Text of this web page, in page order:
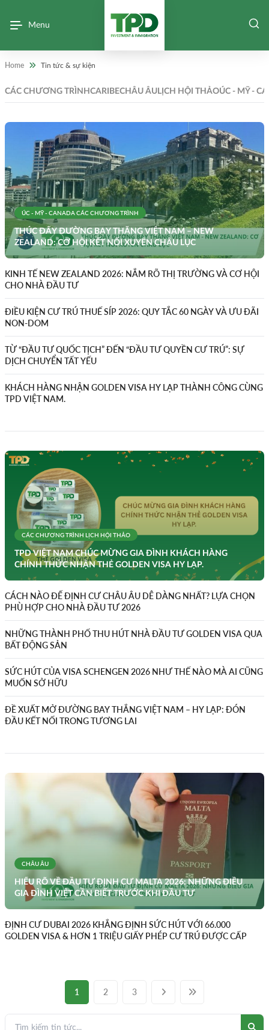
Menu
TIN TỨC - SỰ KIỆN
Home Tin tức & sự kiện
CÁC CHƯƠNG TRÌNH CARIBECHÂU ÂU LỊCH HỘI THẢOÚC - MỸ -
ÚC - MỸ - CANADACÁC CHƯƠNG TRÌNH
THÚC ĐẨY ĐƯỜNG BAY THẲNG VIỆT NAM – NEW
ZEALAND: CƠ HỘI KẾT NỐI XUYÊN CHÂU LỤC
KINH TẾ NEW ZEALAND 2026: NẮM RÕ THỊ TRƯỜNG VÀ CƠ HỘI
CHO NHÀ ĐẦU TƯ
ĐIỀU KIỆN CƯ TRÚ THUẾ SÍP 2026: QUY TẮC 60 NGÀY VÀ ƯU ĐÃI
NON-DOM
TỪ “ĐẦU TƯ QUỐC TỊCH” ĐẾN “ĐẦU TƯ QUYỀN CƯ TRÚ”: SỰ
DỊCH CHUYỂN TẤT YẾU
KHÁCH HÀNG NHẬN GOLDEN VISA HY LẠP THÀNH CÔNG CÙNG
TPD VIỆT NAM.
CÁC CHƯƠNG TRÌNH LỊCH HỘI THẢO
TPD VIỆT NAM CHÚC MỪNG GIA ĐÌNH KHÁCH HÀNG
CHÍNH THỨC NHẬN THẺ GOLDEN VISA HY LẠP.
CÁCH NÀO ĐỂ ĐỊNH CƯ CHÂU ÂU DỄ DÀNG NHẤT? LỰA CHỌN
PHÙ HỢP CHO NHÀ ĐẦU TƯ 2026
NHỮNG THÀNH PHỐ THU HÚT NHÀ ĐẦU TƯ GOLDEN VISA QUA
BẤT ĐỘNG SẢN
SỨC HÚT CỦA VISA SCHENGEN 2026 NHƯ THẾ NÀO MÀ AI CŨNG
MUỐN SỞ HỮU
ĐỀ XUẤT MỞ ĐƯỜNG BAY THẲNG VIỆT NAM – HY LẠP: ĐÓN
ĐẦU KẾT NỐI TRONG TƯƠNG LAI
CHÂU ÂU
HIỂU RÕ VỀ ĐẦU TƯ ĐỊNH CƯ MALTA 2026: NHỮNG ĐIỀU
GIA ĐÌNH VIỆT CẦN BIẾT TRƯỚC KHI ĐẦU TƯ
ĐỊNH CƯ DUBAI 2026 KHẲNG ĐỊNH SỨC HÚT VỚI 66.000
GOLDEN VISA & HƠN 1 TRIỆU GIẤY PHÉP CƯ TRÚ ĐƯỢC CẤP
1 2 3